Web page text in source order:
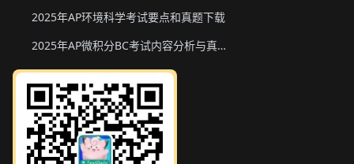
2025年AP环境科学考试要点和真题下载
2025年AP微积分BC考试内容分析与真题下载